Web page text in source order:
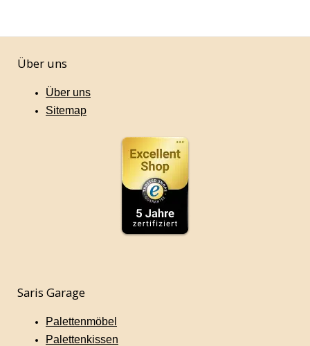
Über uns
Über uns
Sitemap
Saris Garage
Palettenmöbel
Palettenkissen